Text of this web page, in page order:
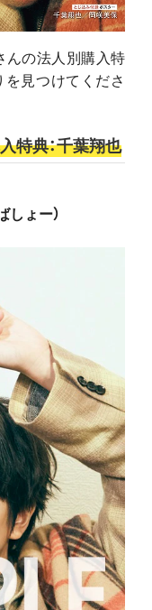
んの法人別購入特
見つけてくださ
特典：千葉翔也
ょー）